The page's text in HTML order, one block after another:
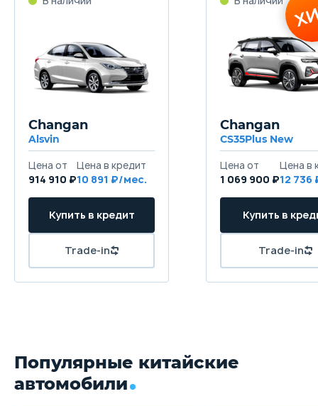
Changan
Alsvin
914 910 ₽10 891
Changan
CS35Plus New
1 069 900 ₽12 736
Популярные китайские
автомобили